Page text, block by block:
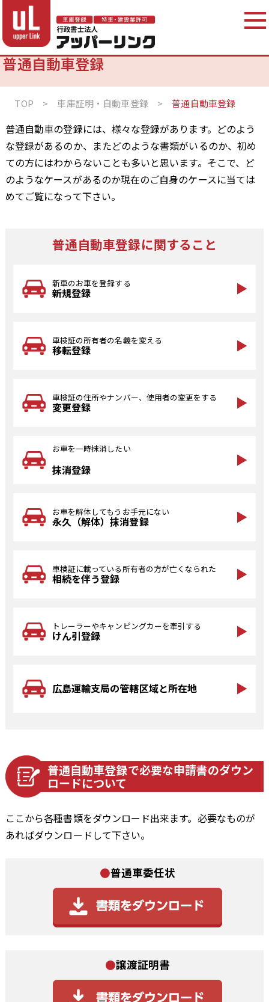
普通自動車登録
TOP >車庫証明・自動車登録>普通自動車登録
普通自動車の登録には、様々な登録があります。どのよう
な登録があるのか、またどのような書類がいるのか、初め
ての方にはわからないことも多いと思います。そこで、ど
のようなケースがあるのか現在のご自身のケースに当ては
めてご覧になって下さい。
普通自動車登録に関すること
新車のお車を登録する
新規登録
車検証の所有者の名義を変える
移転登録
車検証の住所やナンバー、使用者の変更をする
変更登録
お車を一時抹消したい
抹消登録
お車を解体してもうお手元にない
永久（解体）抹消登録
車検証に載っている所有者の方が亡くなられた
相続を伴う登録
トレーラーやキャンピングカーを牽引する
けん引登録
広島運輸支局の管轄区域と所在地
普通自動車登録で必要な申請書のダウン
ロードについて
ここから各種書類をダウンロード出来ます。必要なものが
あればダウンロードして下さい。
●普通車委任状
●譲渡証明書